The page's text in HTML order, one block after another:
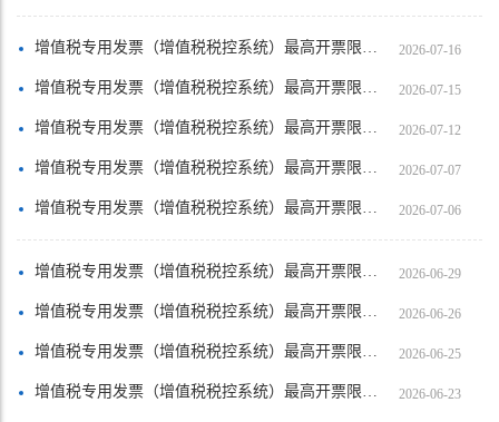
增值税专用发票（增值税税控系统）最高开票限额审批【封开县朋辉二手车交易市场有限公司】 2026-07-16
增值税专用发票（增值税税控系统）最高开票限额审批【鼎湖区小琦的咖啡店】 2026-07-15
增值税专用发票（增值税税控系统）最高开票限额审批【四会市诚心缘翡翠店（个体工商户）】 2026-07-12
增值税专用发票（增值税税控系统）最高开票限额审批【四会市晟南金属材料店（个体工商户）】 2026-07-07
增值税专用发票（增值税税控系统）最高开票限额审批【肇庆市端州区盛世通途道路运输服…… 2026-07-06
增值税专用发票（增值税税控系统）最高开票限额审批【端州区明砚轩端砚厂】 2026-06-29
增值税专用发票（增值税税控系统）最高开票限额审批【肇庆市鼎湖区钰匠坊电商工作室（…… 2026-06-26
增值税专用发票（增值税税控系统）最高开票限额审批【高要区金利镇新奥五金厂】 2026-06-25
增值税专用发票（增值税税控系统）最高开票限额审批【怀集县怀城街道惠民办公设备维护…… 2026-06-23